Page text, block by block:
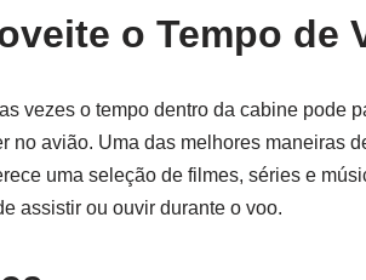
o Tempo de
vezes o tempo dentro da cabine pode
avião. Uma das melhores maneiras
uma seleção de filmes, séries e
assistir ou ouvir durante o voo.